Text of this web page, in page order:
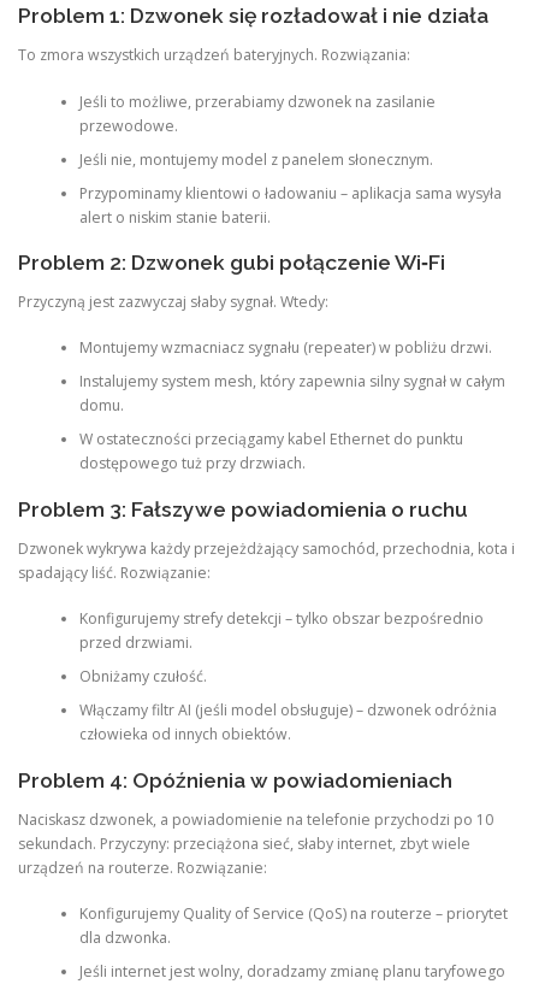
Problem 1: Dzwonek się rozładował i nie działa
To zmora wszystkich urządzeń bateryjnych. Rozwiązania:
Jeśli to możliwe, przerabiamy dzwonek na zasilanie
przewodowe.
Jeśli nie, montujemy model z panelem słonecznym.
Przypominamy klientowi o ładowaniu – aplikacja sama wysyła
alert o niskim stanie baterii.
Problem 2: Dzwonek gubi połączenie Wi‑Fi
Przyczyną jest zazwyczaj słaby sygnał. Wtedy:
Montujemy wzmacniacz sygnału (repeater) w pobliżu drzwi.
Instalujemy system mesh, który zapewnia silny sygnał w całym
domu.
W ostateczności przeciągamy kabel Ethernet do punktu
dostępowego tuż przy drzwiach.
Problem 3: Fałszywe powiadomienia o ruchu
Dzwonek wykrywa każdy przejeżdżający samochód, przechodnia, kota i
spadający liść. Rozwiązanie:
Konfigurujemy strefy detekcji – tylko obszar bezpośrednio
przed drzwiami.
Obniżamy czułość.
Włączamy filtr AI (jeśli model obsługuje) – dzwonek odróżnia
człowieka od innych obiektów.
Problem 4: Opóźnienia w powiadomieniach
Naciskasz dzwonek, a powiadomienie na telefonie przychodzi po 10
sekundach. Przyczyny: przeciążona sieć, słaby internet, zbyt wiele
urządzeń na routerze. Rozwiązanie:
Konfigurujemy Quality of Service (QoS) na routerze – priorytet
dla dzwonka.
Jeśli internet jest wolny, doradzamy zmianę planu taryfowego